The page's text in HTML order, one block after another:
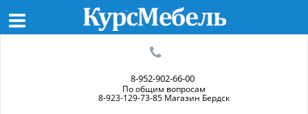
8-952-902-66-00
По общим вопросам
8-923-129-73-85 Магазин Бердск